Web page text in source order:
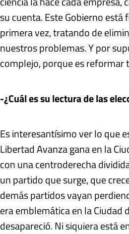
su cuenta. Este Gobierno
primera vez, tratando de
nuestros problemas. Y por
complejo, porque es reformar
-¿Cuál es su lectura de las
Es interesantísimo ver lo que
Libertad Avanza gana en la
con una centroderecha
un partido que surge, que
demás partidos vayan
era emblemática en la Ciudad
desapareció. Ni siquiera está